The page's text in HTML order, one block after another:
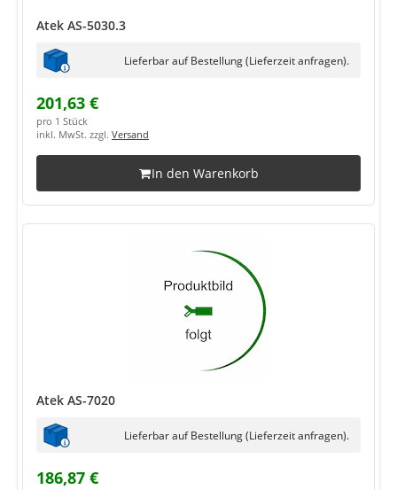
Atek AS-5030.3
Lieferbar auf Bestellung (Lieferzeit anfragen).
201,63 €
pro 1 Stück
inkl. MwSt. zzgl. Versand
In den Warenkorb
Atek AS-7020
Lieferbar auf Bestellung (Lieferzeit anfragen).
186,87 €